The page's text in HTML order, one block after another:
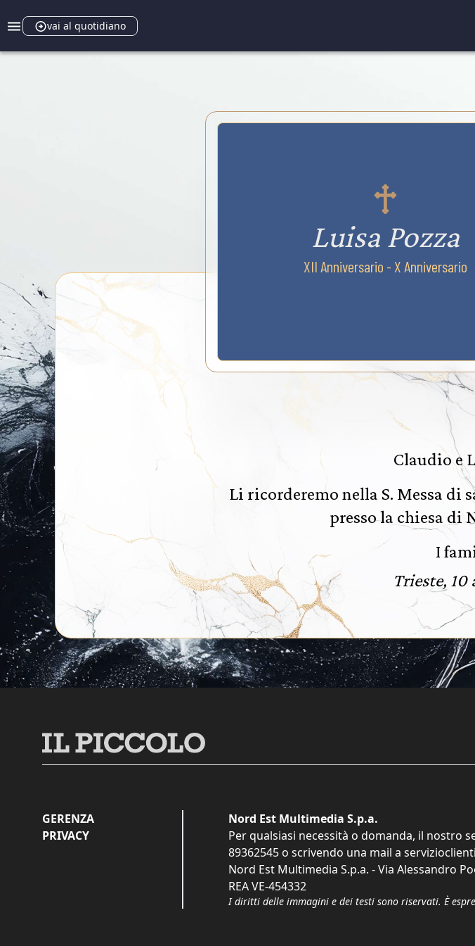
vai al quotidiano
Luisa Pozza
XII Anniversario - X Anniversario
Claudio e
Li ricorderemo nella S. Messa di
presso la chiesa di
I
Trieste, 10
GERENZA
PRIVACY
Nord Est Multimedia S.p.a.
Per qualsiasi necessità o domanda, il nostro
89362545 o scrivendo una mail a
Nord Est Multimedia S.p.a. - Via Alessandro
REA VE-454332
I diritti delle immagini e dei testi sono riservati. È